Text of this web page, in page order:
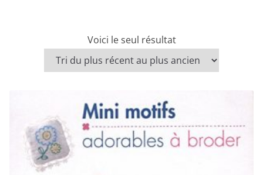
Voici le seul résultat